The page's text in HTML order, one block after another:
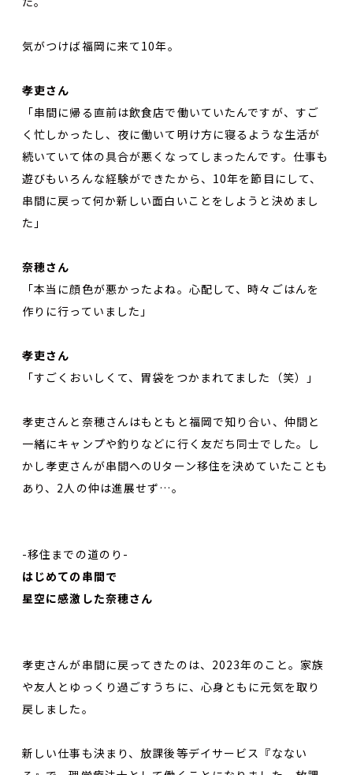
気がつけば福岡に来て10年。
孝吏さん
「串間に帰る直前は飲食店で働いていたんですが、すご
く忙しかったし、夜に働いて明け方に寝るような生活が
続いていて体の具合が悪くなってしまったんです。仕事も
遊びもいろんな経験ができたから、10年を節目にして、
串間に戻って何か新しい面白いことをしようと決めまし
た」
奈穂さん
「本当に顔色が悪かったよね。心配して、時々ごはんを
作りに行っていました」
孝吏さん
「すごくおいしくて、胃袋をつかまれてました（笑）」
孝吏さんと奈穂さんはもともと福岡で知り合い、仲間と
一緒にキャンプや釣りなどに行く友だち同士でした。し
かし孝吏さんが串間へのUターン移住を決めていたことも
あり、2人の仲は進展せず…。
-移住までの道のり-
はじめての串間で
星空に感激した奈穂さん
孝吏さんが串間に戻ってきたのは、2023年のこと。家族
や友人とゆっくり過ごすうちに、心身ともに元気を取り
戻しました。
新しい仕事も決まり、放課後等デイサービス『なない